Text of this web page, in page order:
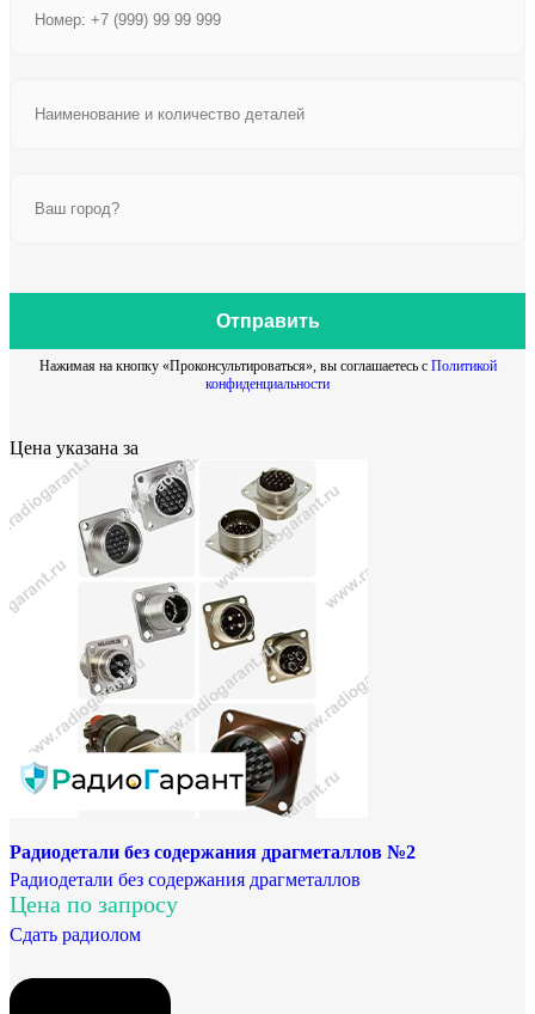
Отправить
Нажимая на кнопку «Проконсультироваться», вы соглашаетесь с Политикой
конфиденциальности
Цена указана за
Радиодетали без содержания драгметаллов №2
Радиодетали без содержания драгметаллов
Цена по запросу
Сдать радиолом